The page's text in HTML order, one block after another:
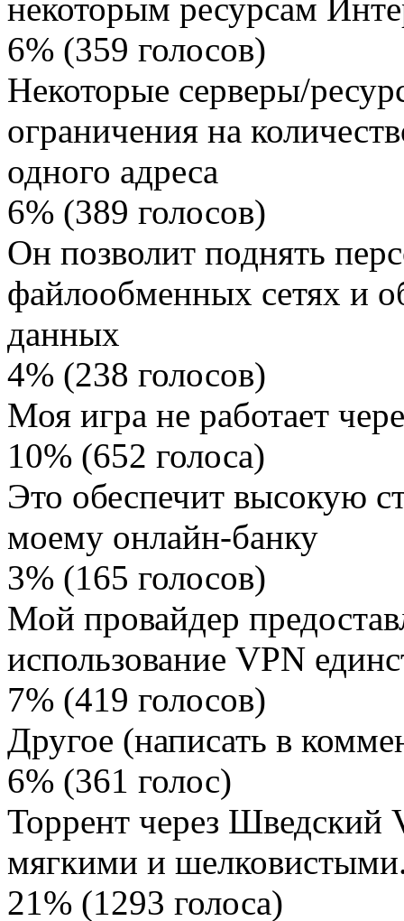
некоторым ресурсам
6% (359 голосов)
Некоторые серверы/
ограничения на
одного адреса
6% (389 голосов)
Он позволит поднять
файлообменных сетях и
данных
4% (238 голосов)
Моя игра не работает
10% (652 голоса)
Это обеспечит высокую
моему онлайн-банку
3% (165 голосов)
Мой провайдер
использование VPN
7% (419 голосов)
Другое (написать в
6% (361 голос)
Торрент через Шведский
мягкими и
21% (1293 голоса)